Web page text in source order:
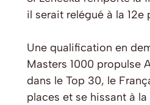
il serait relégué à la 12e
Une qualification en
Masters 1000 propulse
dans le Top 30, le
places et se hissant à